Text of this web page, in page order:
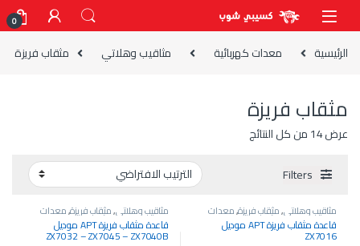
Skip to navigation
Skip to content
0
الرئيسية معدات كهربائية مثاقيب وهلاتي مثقاب فريزة
مثقاب فريزة
عرض ⁦14⁩ من كل النتائج
Filters
مثاقيب وهلاتي,مثقاب فريزة,معدات
كهربائية,معدات وآلات صناعيةقاعدة مثقاب فريزة APT موديل
ZX7016
مثاقيب وهلاتي,مثقاب فريزة,معدات
كهربائية,معدات وآلات صناعيةقاعدة مثقاب فريزة APT موديل
ZX7032 – ZX7045 – ZX7040B